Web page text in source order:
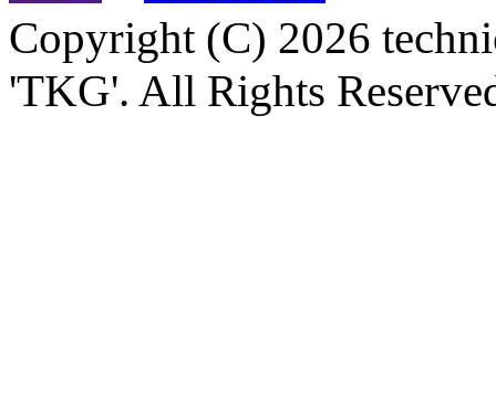
Copyright (C) 2026
'TKG'. All Rights